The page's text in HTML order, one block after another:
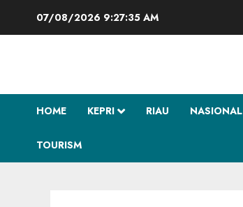
07/08/2026 9:27:36 AM
HOME KEPRI RIAU NASIONAL
TOURISM